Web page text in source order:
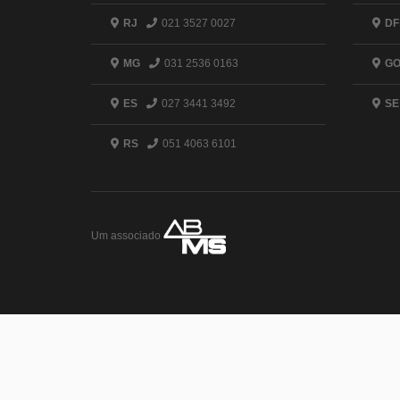
RJ 021 3527 0027
MG 031 2536 0163
ES 027 3441 3492
RS 051 4063 6101
DF
GO
SE
Um associado